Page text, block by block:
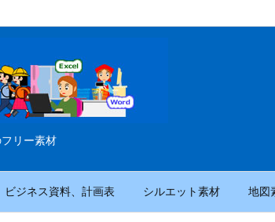
リー素材
ビジネス資料、計画表 シルエット素材 地図